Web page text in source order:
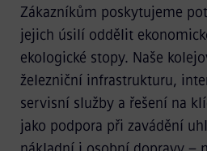
Zákazníkům poskytujeme
jejich úsilí oddělit
ekologické stopy. Naše
železniční infrastrukturu,
servisní služby a řešení na
jako podpora při zavádění